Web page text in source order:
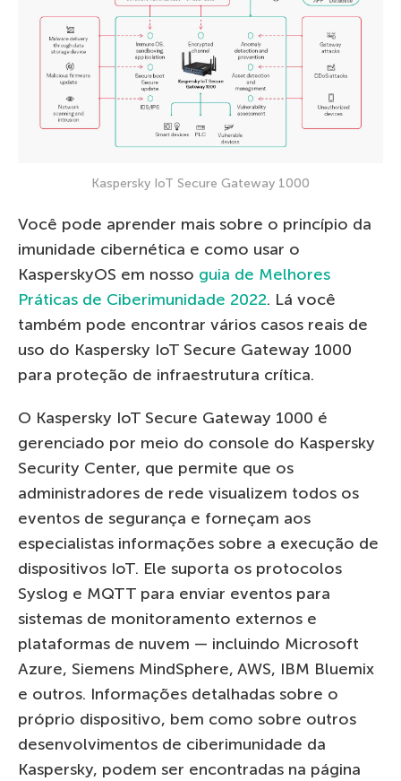
Kaspersky IoT Secure Gateway 1000
Você pode aprender mais sobre o princípio da
imunidade cibernética e como usar o
KasperskyOS em nosso guia de Melhores
Práticas de Ciberimunidade 2022. Lá você
também pode encontrar vários casos reais de
uso do Kaspersky IoT Secure Gateway 1000
para proteção de infraestrutura crítica.
O Kaspersky IoT Secure Gateway 1000 é
gerenciado por meio do console do Kaspersky
Security Center, que permite que os
administradores de rede visualizem todos os
eventos de segurança e forneçam aos
especialistas informações sobre a execução de
dispositivos IoT. Ele suporta os protocolos
Syslog e MQTT para enviar eventos para
sistemas de monitoramento externos e
plataformas de nuvem — incluindo Microsoft
Azure, Siemens MindSphere, AWS, IBM Bluemix
e outros. Informações detalhadas sobre o
próprio dispositivo, bem como sobre outros
desenvolvimentos de ciberimunidade da
Kaspersky, podem ser encontradas na página